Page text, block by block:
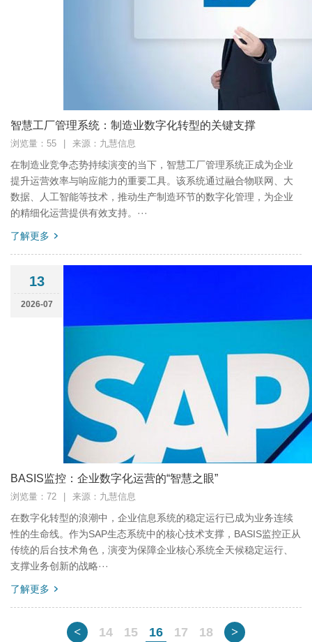
智慧工厂管理系统：制造业数字化转型的关键支撑
浏览量：55 来源：九慧信息
在制造业竞争态势持续演变的当下，智慧工厂管理系统正成为企业
提升运营效率与响应能力的重要工具。该系统通过融合物联网、大
数据、人工智能等技术，推动生产制造环节的数字化管理，为企业
的精细化运营提供有效支持。···
了解更多
13
2026-07
BASIS监控：企业数字化运营的“智慧之眼”
浏览量：72 来源：九慧信息
在数字化转型的浪潮中，企业信息系统的稳定运行已成为业务连续
性的生命线。作为SAP生态系统中的核心技术支撑，BASIS监控正从
传统的后台技术角色，演变为保障企业核心系统全天候稳定运行、
支撑业务创新的战略···
了解更多
< 14 15 16 17 18 >